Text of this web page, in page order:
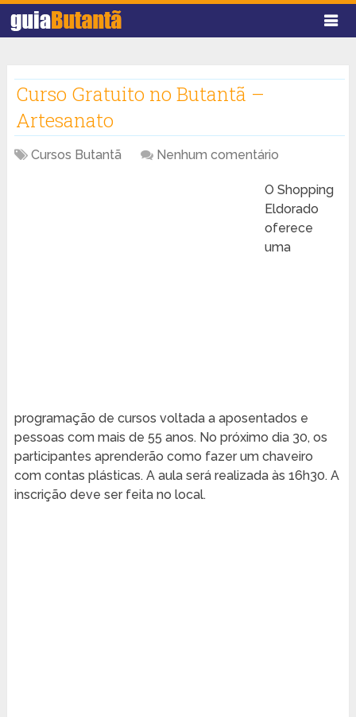
Curso Gratuito no Butantã –
Artesanato
Cursos Butantã Nenhum comentário
O Shopping
Eldorado
oferece
uma
programação de cursos voltada a aposentados e
pessoas com mais de 55 anos. No próximo dia 30, os
participantes aprenderão como fazer um chaveiro
com contas plásticas. A aula será realizada às 16h30. A
inscrição deve ser feita no local.